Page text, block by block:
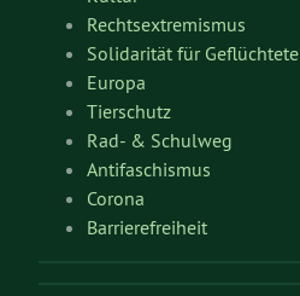
Rechtsextremismus
Solidarität für Geflüchtete
Europa
Tierschutz
Rad- & Schulweg
Antifaschismus
Corona
Barrierefreiheit